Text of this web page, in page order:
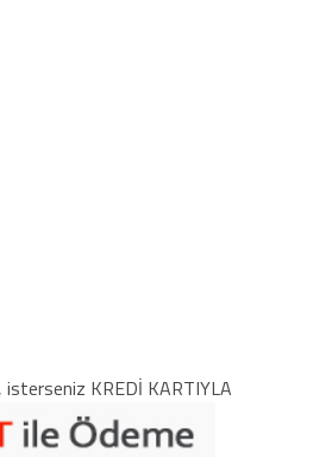
KREDİ KARTIYLA